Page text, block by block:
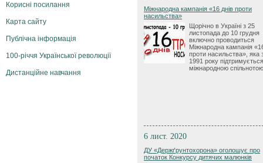
Корисні посилання
Карта сайту
Публічна інформація
100-річчя Української революції
Дистанційне навчання
Міжнародна кампанія «16 днів проти
насильства»
Щорічно в Україні з 25
листопада до 10 грудня
включно проводиться
Міжнародна кампанія
проти насильства», яка
1991 року підтримується
міжнародною
6 лист. 2020
ДУ «Держґрунтохорона» оголошує про
початок Конкурсу дитячих малюнків